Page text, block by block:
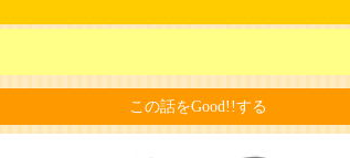
この話をGood!!する